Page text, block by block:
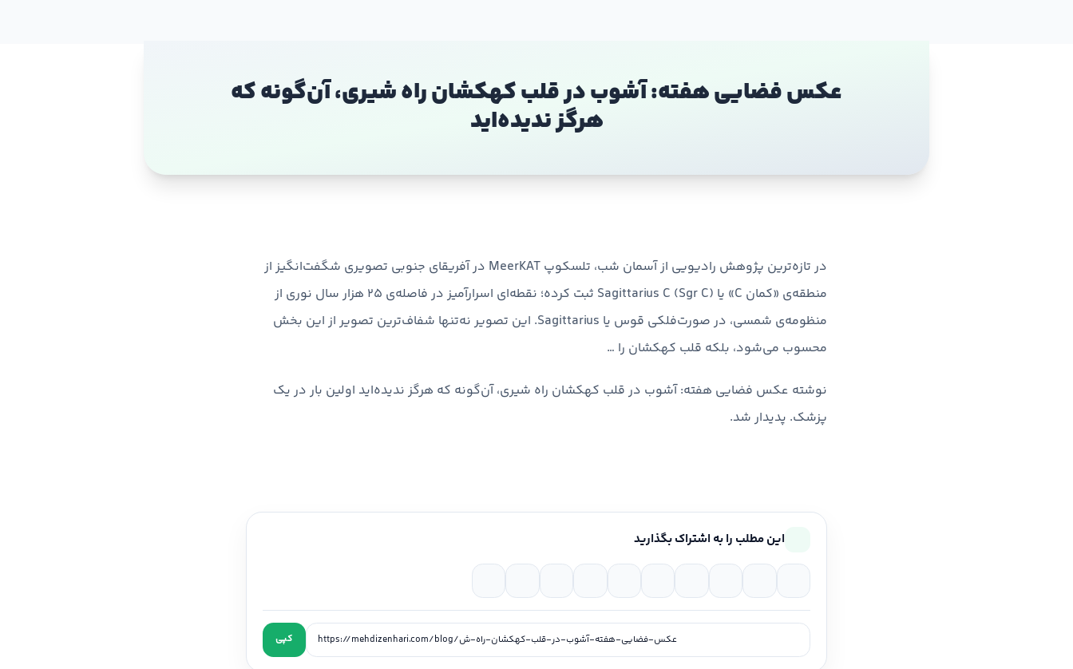
عکس فضایی هفته: آشوب در قلب کهکشان راه شیری، آن‌گونه که
هرگز ندیده‌اید
در تازه‌ترین پژوهش رادیویی از آسمان شب، تلسکوپ MeerKAT در آفریقای جنوبی تصویری شگفت‌انگیز از
منطقه‌ی «کمان C» یا Sagittarius C (Sgr C) ثبت کرده؛ نقطه‌ای اسرارآمیز در فاصله‌ی ۲۵ هزار سال نوری از
منظومه‌ی شمسی، در صورت‌فلکی قوس یا Sagittarius. این تصویر نه‌تنها شفاف‌ترین تصویر از این بخش
محسوب می‌شود، بلکه قلب کهکشان را …
نوشته عکس فضایی هفته: آشوب در قلب کهکشان راه شیری، آن‌گونه که هرگز ندیده‌اید اولین بار در یک
پزشک. پدیدار شد.
این مطلب را به اشتراک بگذارید
کپی